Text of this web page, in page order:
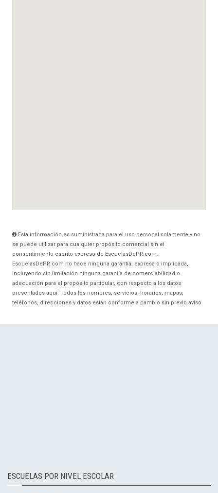
Esta información es suministrada para el uso personal solamente y no
se puede utilizar para cualquier propósito comercial sin el
consentimiento escrito expreso de EscuelasDePR.com.
EscuelasDePR.com no hace ninguna garantía, expresa o implicada,
incluyendo sin limitación ninguna garantía de comerciabilidad o
adecuación para el propósito particular, con respecto a los datos
presentados aquí. Todos los nombres, servicios, horarios, mapas,
teléfonos, direcciones y datos están conforme a cambio sin previo aviso.
ESCUELAS POR NIVEL ESCOLAR